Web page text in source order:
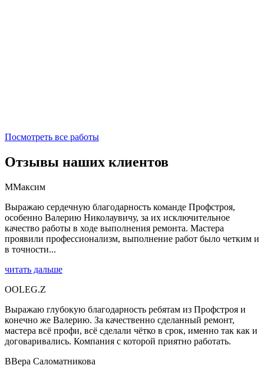
Посмотреть все работы
Отзывы наших клиентов
ММаксим
Выражаю сердечную благодарность команде Профстроя,
особенно Валерию Николаувичу, за их исключительное
качество работы в ходе выполнения ремонта. Мастера
проявили профессионализм, выполнение работ было четким и
в точности...
читать дальше
OOLEG.Z
Выражаю глубокую благодарность ребятам из Профстроя и
конечно же Валерию. За качественно сделанный ремонт,
мастера всё профи, всё сделали чётко в срок, именно так как и
договаривались. Компания с которой приятно работать.
ВВера Саломатникова